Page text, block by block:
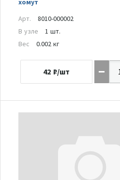
хомут
Арт.
8010-000002
В узле
1 шт.
Вес
0.002 кг
42 ₽/шт